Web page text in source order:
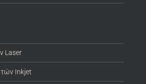
Laser
Inkjet